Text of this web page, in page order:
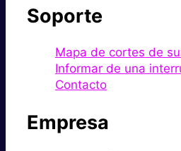
Soporte
Mapa de cortes de
Informar de una
Contacto
Empresa